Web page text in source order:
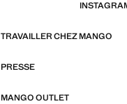
TRAVAILLER CHEZ MANGO
PRESSE
MANGO OUTLET